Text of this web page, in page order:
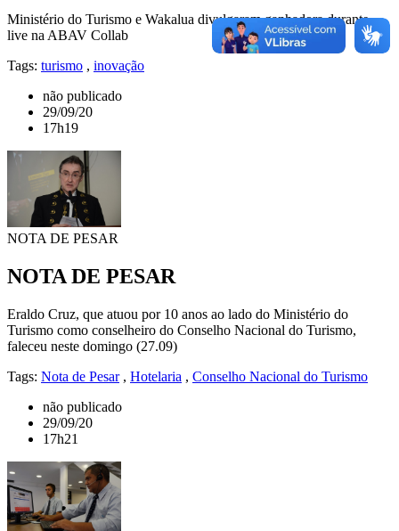
Ministério do Turismo e Wakalua divulgaram ganhadora durante
live na ABAV Collab
Tags: turismo , inovação
não publicado
29/09/20
17h19
NOTA DE PESAR
NOTA DE PESAR
Eraldo Cruz, que atuou por 10 anos ao lado do Ministério do
Turismo como conselheiro do Conselho Nacional do Turismo,
faleceu neste domingo (27.09)
Tags: Nota de Pesar , Hotelaria , Conselho Nacional do Turismo
não publicado
29/09/20
17h21